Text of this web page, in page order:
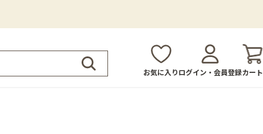
お気に入りログイン・会員登録カート